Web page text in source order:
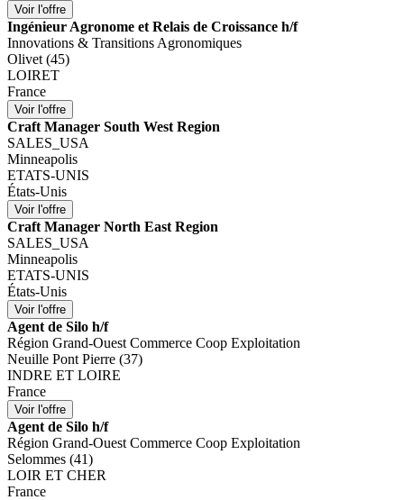
Ingénieur Agronome et Relais de Croissance h/f
Innovations & Transitions Agronomiques
Olivet (45)
LOIRET
France
Craft Manager South West Region
SALES_USA
Minneapolis
ETATS-UNIS
États-Unis
Craft Manager North East Region
SALES_USA
Minneapolis
ETATS-UNIS
États-Unis
Agent de Silo h/f
Région Grand-Ouest Commerce Coop Exploitation
Neuille Pont Pierre (37)
INDRE ET LOIRE
France
Agent de Silo h/f
Région Grand-Ouest Commerce Coop Exploitation
Selommes (41)
LOIR ET CHER
France